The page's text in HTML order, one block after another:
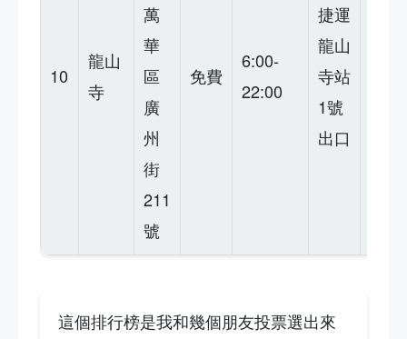
10
龍山
寺
萬
華
區
廣
州
街
211
號
免費
6:00-
22:00
捷運
龍山
寺站
1號
出口
這個排行榜是我和幾個朋友投票選出來